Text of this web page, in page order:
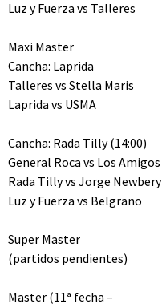
Luz y Fuerza vs Talleres
Maxi Master
Cancha: Laprida
Talleres vs Stella Maris
Laprida vs USMA
Cancha: Rada Tilly (14:00)
General Roca vs Los Amigos
Rada Tilly vs Jorge Newbery
Luz y Fuerza vs Belgrano
Super Master
(partidos pendientes)
Master (11ª fecha –